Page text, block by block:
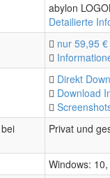
abylon
Detailierte
nur 59,95 €
Direkt
Download
Privat und
Windows: